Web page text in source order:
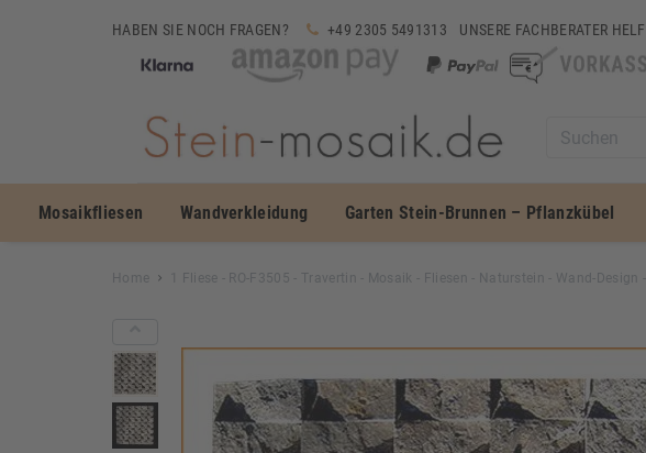
HABEN SIE NOCH FRAGEN? +49 2305 5491313 UNSERE FACHBERATER
Mosaikfliesen Wandverkleidung Garten Stein-Brunnen – Pflanzkübel
Home 1 Fliese - RO-F3505 - Travertin - Mosaik - Fliesen - Naturstein - Wand-Design